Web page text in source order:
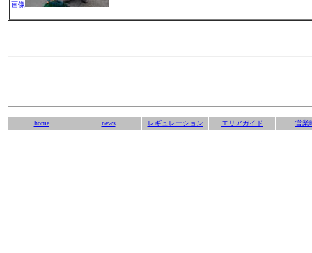
画像
home news レギュレーション エリアガイド 営業